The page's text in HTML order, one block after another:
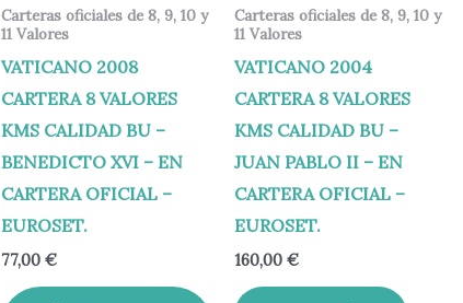
Carteras oficiales de 8, 9, 10 y
11 Valores
VATICANO 2008
CARTERA 8 VALORES
KMS CALIDAD BU –
BENEDICTO XVI – EN
CARTERA OFICIAL –
EUROSET.
77,00 €
Carteras oficiales de 8, 9, 10 y
11 Valores
VATICANO 2004
CARTERA 8 VALORES
KMS CALIDAD BU –
JUAN PABLO II – EN
CARTERA OFICIAL –
EUROSET.
160,00€